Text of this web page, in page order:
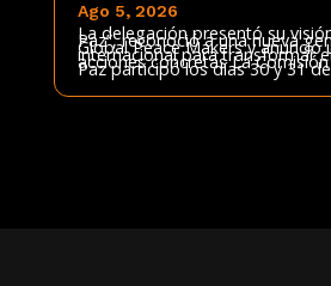
Ago 5, 2026
La delegación presentó su
Paz”, reconoció a una nueva
Global Peace Makers y anunció
internacional para transformar
acciones concretas La
Paz participó los días 30 y 31